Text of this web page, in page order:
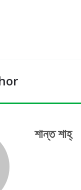
শান্ত শাহ্‌